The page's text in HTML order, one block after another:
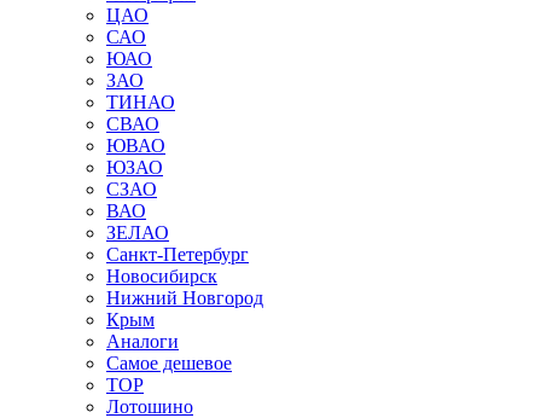
ЦАО
САО
ЮАО
ЗАО
ТИНАО
СВАО
ЮВАО
ЮЗАО
СЗАО
ВАО
ЗЕЛАО
Санкт-Петербург
Новосибирск
Нижний Новгород
Крым
Аналоги
Самое дешевое
TOP
Лотошино